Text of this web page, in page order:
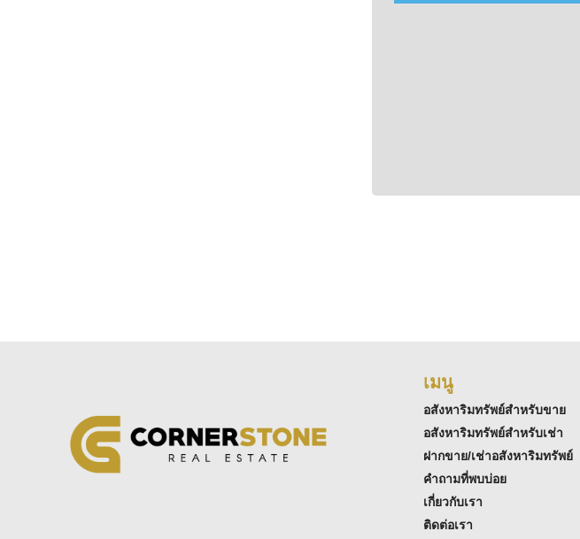
เมนู
อสังหาริมทรัพย์สำหรับขาย
อสังหาริมทรัพย์สำหรับเช่า
ฝากขาย/เช่าอสังหาริมทรัพย์
คำถามที่พบบ่อย
เกี่ยวกับเรา
ติดต่อเรา